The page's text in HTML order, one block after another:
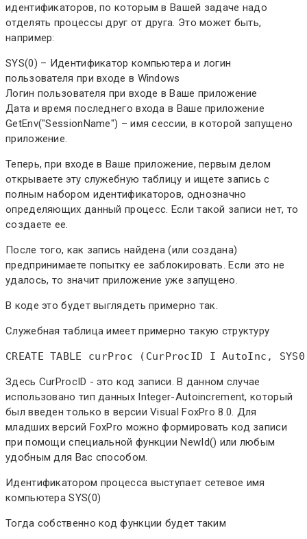
идентификаторов, по которым в Вашей задаче надо
отделять процессы друг от друга. Это может быть,
например:
SYS(0) – Идентификатор компьютера и логин
пользователя при входе в Windows
Логин пользователя при входе в Ваше приложение
Дата и время последнего входа в Ваше приложение
GetEnv("SessionName") – имя сессии, в которой запущено
приложение.
Теперь, при входе в Ваше приложение, первым делом
открываете эту служебную таблицу и ищете запись с
полным набором идентификаторов, однозначно
определяющих данный процесс. Если такой записи нет, то
создаете ее.
После того, как запись найдена (или создана)
предпринимаете попытку ее заблокировать. Если это не
удалось, то значит приложение уже запущено.
В коде это будет выглядеть примерно так.
Служебная таблица имеет примерно такую структуру
Здесь CurProcID - это код записи. В данном случае
использовано тип данных Integer-Autoincrement, который
был введен только в версии Visual FoxPro 8.0. Для
младших версий FoxPro можно формировать код записи
при помощи специальной функции NewId() или любым
удобным для Вас способом.
Идентификатором процесса выступает сетевое имя
компьютера SYS(0)
Тогда собственно код функции будет таким